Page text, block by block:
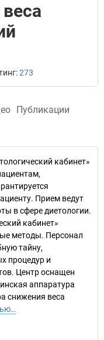
273
Публикации
кабинет»
Прием ведут
в сфере диетологии.
кабинет»
методы. Персонал
тайну,
процедур и
Центр оснащен
аппаратура
снижения веса